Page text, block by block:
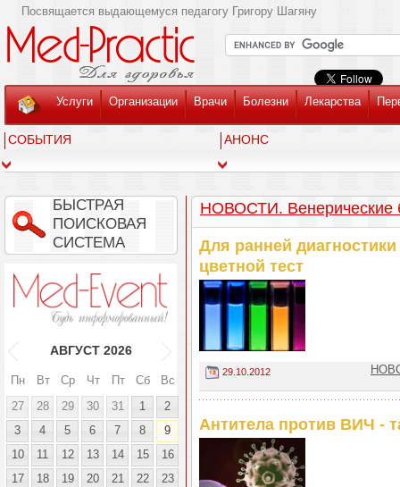
Посвящается выдающемуся педагогу Григору Шагяну
Услуги Организации Врачи Болезни Лекарства
СОБЫТИЯ АНОНС
БЫСТРАЯ
ПОИСКОВАЯ
СИСТЕМА
АВГУСТ 2026
Пн Вт Ср Чт Пт Сб
Вс
27
28 29 30 31 1
2
3
4 5 6 7 8
9
10
11 12 13 14 15
16
17
18 19 20 21 22
23
НОВОСТИ. Венерические
Для ранней
цветной тест
29.10.2012
Антитела против ВИЧ -